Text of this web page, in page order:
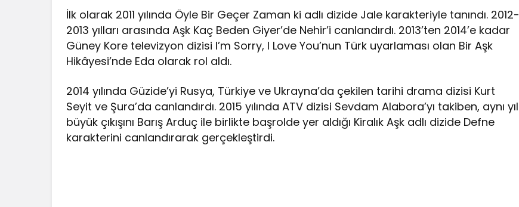
İlk olarak 2011 yılında Öyle Bir Geçer Zaman ki adlı dizide Jale karakteriyle tanındı. 2012-
2013 yılları arasında Aşk Kaç Beden Giyer’de Nehir’i canlandırdı. 2013’ten 2014’e kadar
Güney Kore televizyon dizisi I’m Sorry, I Love You’nun Türk uyarlaması olan Bir Aşk
Hikâyesi’nde Eda olarak rol aldı.
2014 yılında Güzide’yi Rusya, Türkiye ve Ukrayna’da çekilen tarihi drama dizisi Kurt
Seyit ve Şura’da canlandırdı. 2015 yılında ATV dizisi Sevdam Alabora’yı takiben, aynı yıl
büyük çıkışını Barış Arduç ile birlikte başrolde yer aldığı Kiralık Aşk adlı dizide Defne
karakterini canlandırarak gerçekleştirdi.